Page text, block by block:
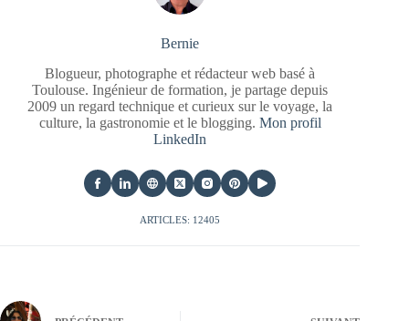
Bernie
Blogueur, photographe et rédacteur web basé à
Toulouse. Ingénieur de formation, je partage depuis
2009 un regard technique et curieux sur le voyage, la
culture, la gastronomie et le blogging. Mon profil
LinkedIn
ARTICLES: 12405